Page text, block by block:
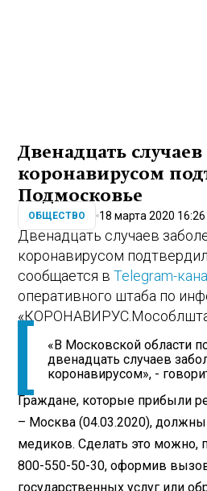
Двенадцать
коронавирусом
Подмосковье
ОБЩЕСТВО 18 марта 2020 16:26
Двенадцать случаев
коронавирусом
сообщается вTelegram-
оперативного штаба по
«В Московской области
двенадцать случаев
коронавирусом», -
Граждане, которые прибыли
– Москва (04.03.2020),
медиков. Сделать это можно,
800-550-50-30, оформив
государственных услуг или